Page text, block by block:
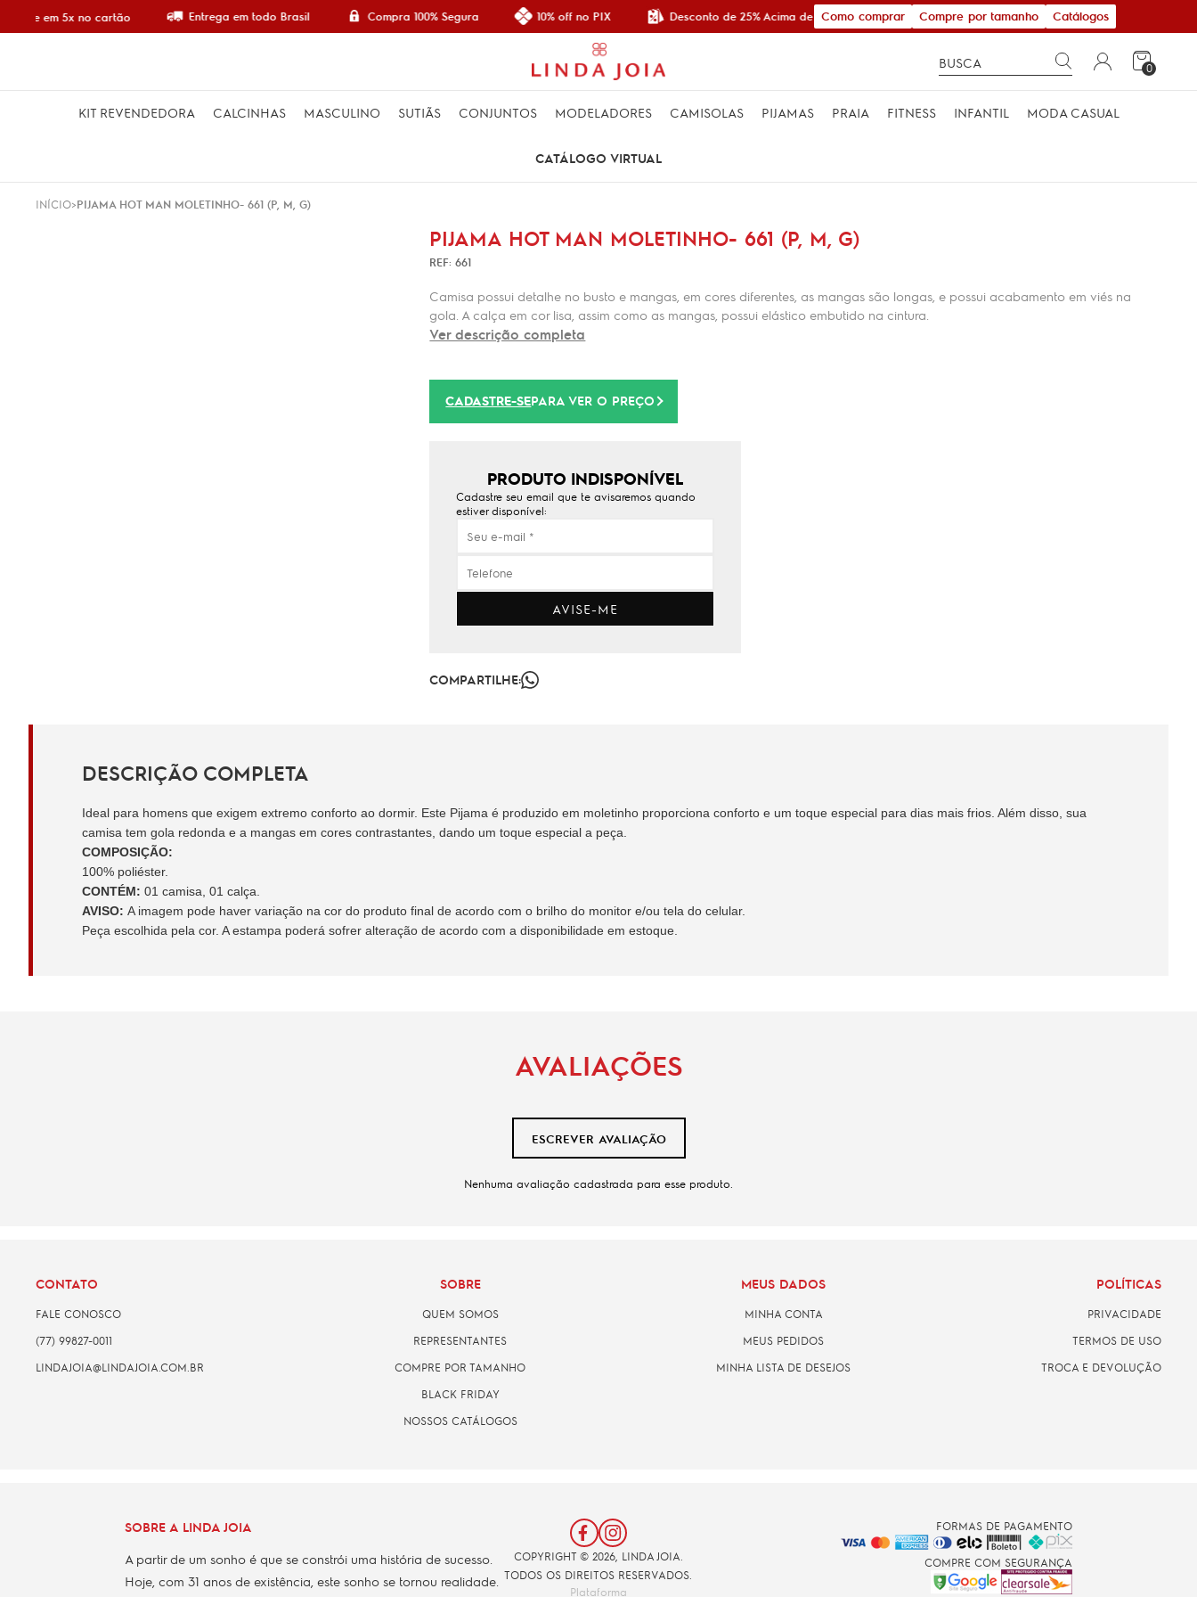
em 5x no cartão Entrega em todo Brasil Compra 100% Segura 10% off no PIX Desconto de 25% Acima de R$ 600,00Como comprar Compre por tamanho Catálogos
0
KIT REVENDEDORA CALCINHAS MASCULINO SUTIÃS CONJUNTOS MODELADORES CAMISOLAS PIJAMAS PRAIA FITNESS INFANTIL MODA CASUAL
CATÁLOGO VIRTUAL
INÍCIO PIJAMA HOT MAN MOLETINHO- 661 (P, M, G)
PIJAMA HOT MAN MOLETINHO- 661 (P, M, G)
REF: 661
Camisa possui detalhe no busto e mangas, em cores diferentes, as mangas são longas, e possui acabamento em viés na
gola. A calça em cor lisa, assim como as mangas, possui elástico embutido na cintura.
Ver descrição completa
CADASTRE-SEPARA VER O PREÇO
PRODUTO INDISPONÍVEL
Cadastre seu email que te avisaremos quando
estiver disponível:
AVISE-ME
COMPARTILHE:
DESCRIÇÃO COMPLETA
Ideal para homens que exigem extremo conforto ao dormir. Este Pijama é produzido em moletinho proporciona conforto e um toque especial para dias mais frios. Além disso, sua
camisa tem gola redonda e a mangas em cores contrastantes, dando um toque especial a peça.
COMPOSIÇÃO:
100% poliéster.
CONTÉM: 01 camisa, 01 calça.
AVISO: A imagem pode haver variação na cor do produto final de acordo com o brilho do monitor e/ou tela do celular.
Peça escolhida pela cor. A estampa poderá sofrer alteração de acordo com a disponibilidade em estoque.
AVALIAÇÕES
ESCREVER AVALIAÇÃO
Nenhuma avaliação cadastrada para esse produto.
CONTATO
FALE CONOSCO
(77) 99827-0011
LINDAJOIA@LINDAJOIA.COM.BR
SOBRE
QUEM SOMOS
REPRESENTANTES
COMPRE POR TAMANHO
BLACK FRIDAY
NOSSOS CATÁLOGOS
MEUS DADOS
MINHA CONTA
MEUS PEDIDOS
MINHA LISTA DE DESEJOS
POLÍTICAS
PRIVACIDADE
TERMOS DE USO
TROCA E DEVOLUÇÃO
SOBRE A LINDA JOIA
A partir de um sonho é que se constrói uma história de sucesso.
Hoje, com 31 anos de existência, este sonho se tornou realidade.
COPYRIGHT © 2026, LINDA JOIA.
TODOS OS DIREITOS RESERVADOS.
Plataforma
FORMAS DE PAGAMENTO
COMPRE COM SEGURANÇA